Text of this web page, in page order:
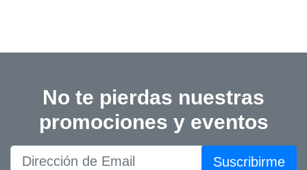
No te pierdas nuestras
promociones y eventos
Suscribirme